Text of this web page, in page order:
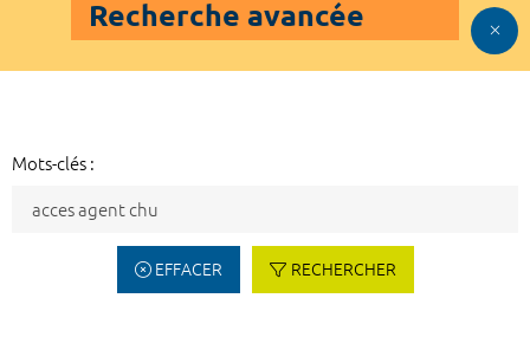
Recherche avancée
Mots-clés :
EFFACER RECHERCHER